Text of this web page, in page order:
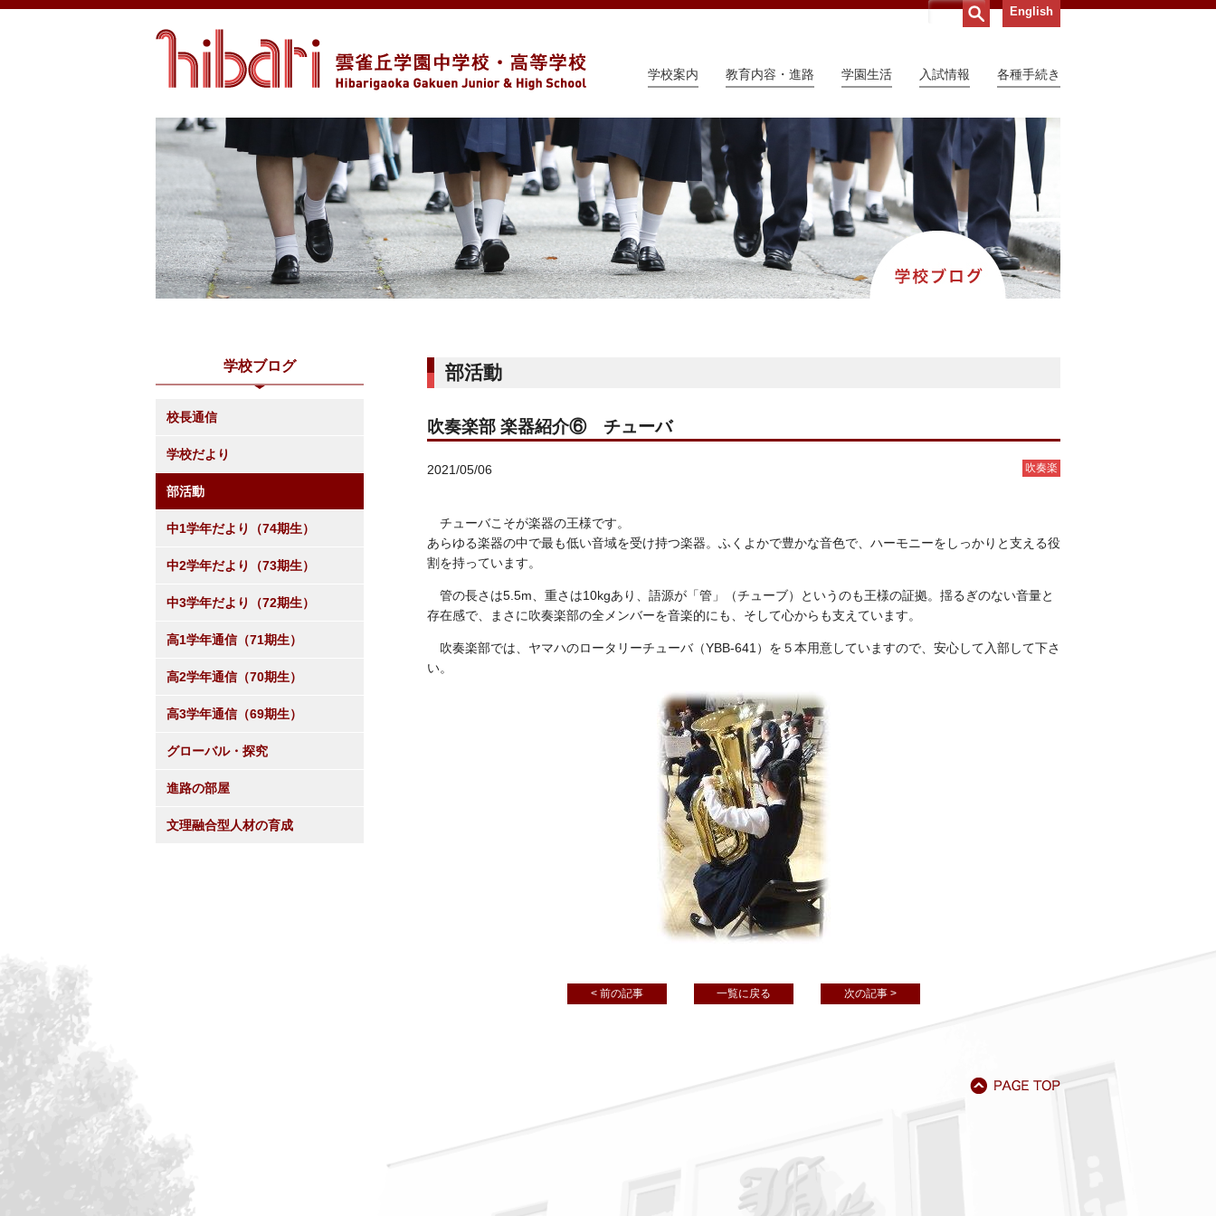
English
学校案内 教育内容・進路 学園生活 入試情報 各種手続き
部活動
吹奏楽部 楽器紹介⑥ チューバ
2021/05/06 吹奏楽
チューバこそが楽器の王様です。
あらゆる楽器の中で最も低い音域を受け持つ楽器。ふくよかで豊かな音色で、ハーモニーをしっかりと支える役
割を持っています。
管の長さは5.5m、重さは10kgあり、語源が「管」（チューブ）というのも王様の証拠。揺るぎのない音量と
存在感で、まさに吹奏楽部の全メンバーを音楽的にも、そして心からも支えています。
吹奏楽部では、ヤマハのロータリーチューバ（YBB-641）を５本用意していますので、安心して入部して下さ
い。
< 前の記事 一覧に戻る 次の記事 >
学校ブログ
校長通信
学校だより
部活動
中1学年だより（74期生）
中2学年だより（73期生）
中3学年だより（72期生）
高1学年通信（71期生）
高2学年通信（70期生）
高3学年通信（69期生）
グローバル・探究
進路の部屋
文理融合型人材の育成